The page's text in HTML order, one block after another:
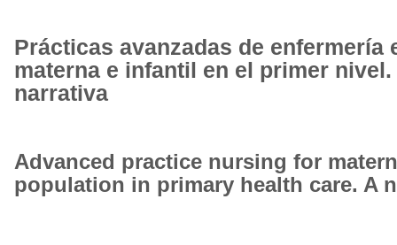
Prácticas avanzadas de enfermería
materna e infantil en el primer
narrativa
Advanced practice nursing for
population in primary health care. A